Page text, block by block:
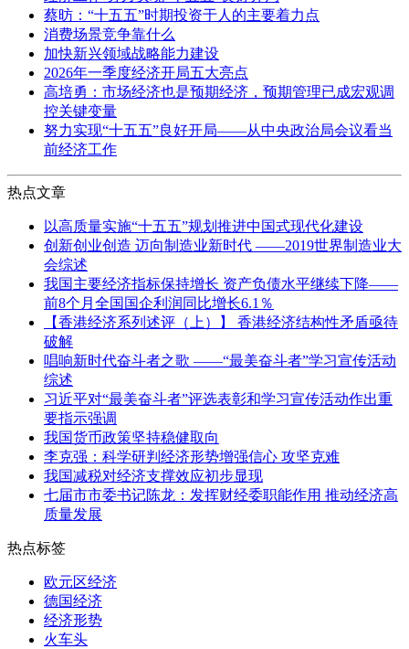
蔡昉：“十五五”时期投资于人的主要着力点
消费场景竞争靠什么
加快新兴领域战略能力建设
2026年一季度经济开局五大亮点
高培勇：市场经济也是预期经济，预期管理已成宏观调
控关键变量
努力实现“十五五”良好开局——从中央政治局会议看当
前经济工作
热点文章
以高质量实施“十五五”规划推进中国式现代化建设
创新创业创造 迈向制造业新时代 ——2019世界制造业大
会综述
我国主要经济指标保持增长 资产负债水平继续下降——
前8个月全国国企利润同比增长6.1％
【香港经济系列述评（上）】 香港经济结构性矛盾亟待
破解
唱响新时代奋斗者之歌 ——“最美奋斗者”学习宣传活动
综述
习近平对“最美奋斗者”评选表彰和学习宣传活动作出重
要指示强调
我国货币政策坚持稳健取向
李克强：科学研判经济形势增强信心 攻坚克难
我国减税对经济支撑效应初步显现
七届市市委书记陈龙：发挥财经委职能作用 推动经济高
质量发展
热点标签
欧元区经济
德国经济
经济形势
火车头